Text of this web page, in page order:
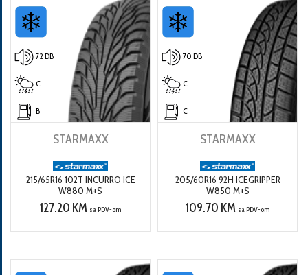
72 DB
C
B
STARMAXX
215/65R16 102T INCURRO ICE
W880 M+S
127.20 KM sa PDV-om
70 DB
C
C
STARMAXX
205/60R16 92H ICEGRIPPER
W850 M+S
109.70 KM sa PDV-om